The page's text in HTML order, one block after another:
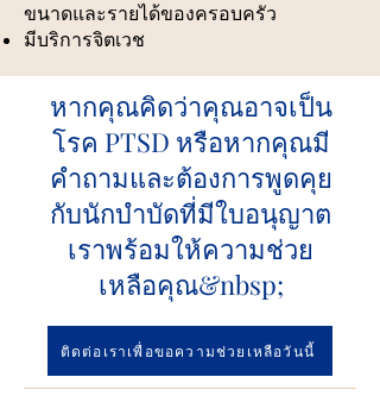
ขนาดและรายได้ของครอบครัว
มีบริการจิตเวช
หากคุณคิดว่าคุณอาจเป็น
โรค PTSD หรือหากคุณมี
คำถามและต้องการพูดคุย
กับนักบำบัดที่มีใบอนุญาต
เราพร้อมให้ความช่วย
เหลือคุณ&nbsp;
ติดต่อเราเพื่อขอความช่วยเหลือวันนี้